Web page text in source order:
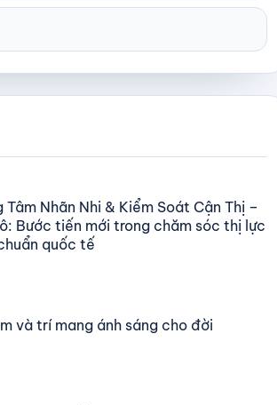
Tâm Nhãn Nhi & Kiểm Soát Cận Thị –
Bước tiến mới trong chăm sóc thị lực
quốc tế
và trí mang ánh sáng cho đời